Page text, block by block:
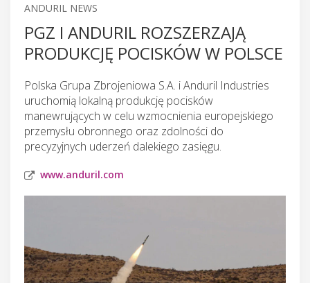
ANDURIL NEWS
PGZ I ANDURIL ROZSZERZAJĄ
PRODUKCJĘ POCISKÓW W POLSCE
Polska Grupa Zbrojeniowa S.A. i Anduril Industries
uruchomią lokalną produkcję pocisków
manewrujących w celu wzmocnienia europejskiego
przemysłu obronnego oraz zdolności do
precyzyjnych uderzeń dalekiego zasięgu.
www.anduril.com